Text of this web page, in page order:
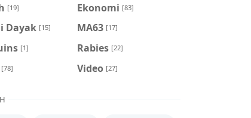
[19] Ekonomi [83]
Dayak [15] MA63 [17]
[1] Rabies [22]
[78] Video [27]